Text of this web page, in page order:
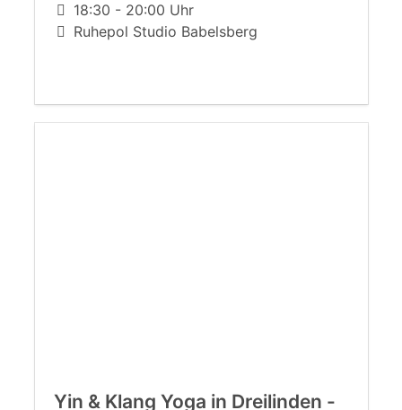
18:30 - 20:00 Uhr
Ruhepol Studio Babelsberg
Yin & Klang Yoga in Dreilinden -